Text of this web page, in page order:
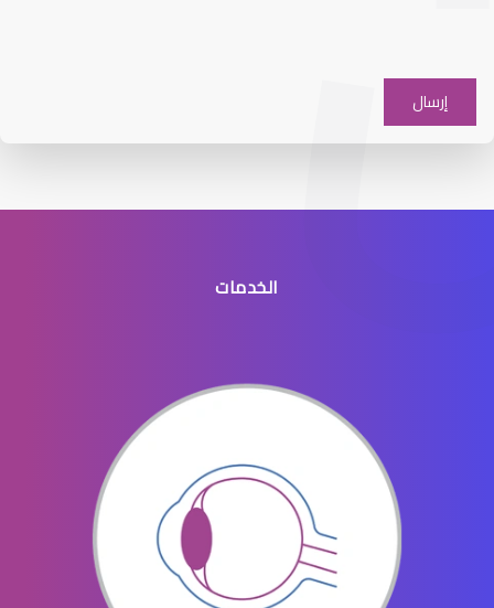
العدسات اللاصقة للاطفال
العدسات اللاصقة للرجال
الخدمات